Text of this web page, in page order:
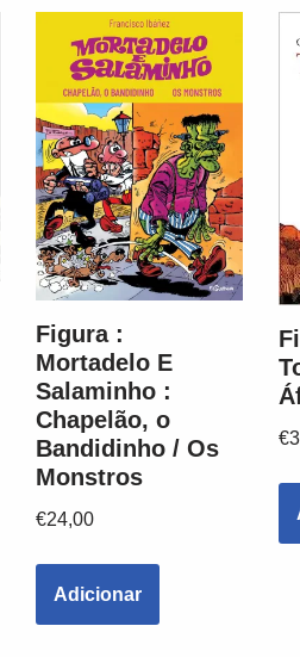
Figura :
Mortadelo E
Salaminho :
Chapelão, o
Bandidinho / Os
Monstros
€24,00
Adicionar
€